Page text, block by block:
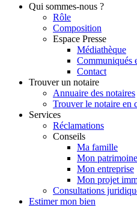
Qui sommes-nous ?
Rôle
Composition
Espace Presse
Médiathèque
Communiqués
Contact
Trouver un notaire
Annuaire des notaires
Trouver le notaire en
Services
Réclamations
Conseils
Ma famille
Mon patrimoine
Mon entreprise
Mon projet
Consultations
Estimer mon bien